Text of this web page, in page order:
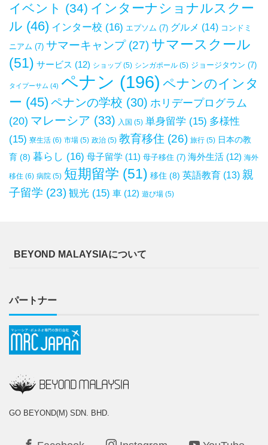
イベント (34) インターナショナルスクー
ル (46) インター校 (16) エプソム (7) グルメ (14) コンドミ
ニアム (7) サマーキャンプ(27) サマースクール
(51) サービス (12) ショップ(5) シンガポール (5) ジョージタウン (7)
タイプーサム (4) ペナン (196) ペナンのインタ
ー (45) ペナンの学校 (30) ホリデープログラム
(20) マレーシア (33) 入国 (5) 単身留学 (15) 多様性
(15) 寮生活 (6) 市場 (5) 政治 (5) 教育移住 (26) 旅行 (5) 日本の教
育 (8) 暮らし (16) 母子留学 (11) 母子移住 (7) 海外生活 (12) 海外
移住 (6) 病院 (5) 短期留学 (51) 移住 (8) 英語教育 (13) 親
子留学 (23) 観光 (15) 車 (12) 遊び場 (5)
BEYOND MALAYSIAについて
パートナー
GO BEYOND(M) SDN. BHD.